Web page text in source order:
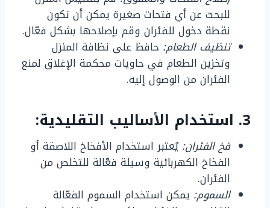
للبحث عن أي فتحات صغيرة يمكن أن تكون
نقطة دخول للفئران وقم بإصلاحها بشكل فعّال.
تنظيف الطعام: حافظ على نظافة المنزل
وتخزين الطعام في حاويات محكمة الإغلاق لمنع
الفئران من الوصول إليه.
3. استخدام الأساليب التقليدية:
فخ الفئران: يُعتبر استخدام الأفخاخ اللاصقة أو
الفخاخ الكهربائية وسيلة فعّالة للتخلص من
الفئران.
السموم: يمكن استخدام السموم الفعّالة